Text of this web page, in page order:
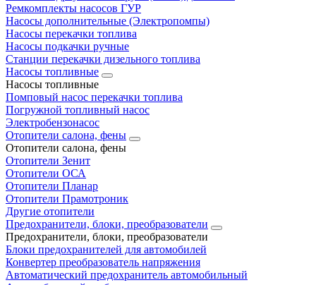
Ремкомплекты насосов ГУР
Насосы дополнительные (Электропомпы)
Насосы перекачки топлива
Насосы подкачки ручные
Станции перекачки дизельного топлива
Насосы топливные
Насосы топливные
Помповый насос перекачки топлива
Погружной топливный насос
Электробензонасос
Отопители салона, фены
Отопители салона, фены
Отопители Зенит
Отопители ОСА
Отопители Планар
Отопители Прамотроник
Другие отопители
Предохранители, блоки, преобразователи
Предохранители, блоки, преобразователи
Блоки предохранителей для автомобилей
Конвертер преобразователь напряжения
Автоматический предохранитель автомобильный